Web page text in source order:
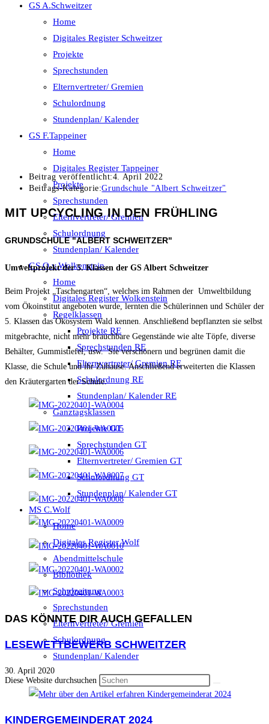
GS A.Schweitzer
Home
Digitales Register Schweitzer
Projekte
Sprechstunden
Elternvertreter/ Gremien
Schulordnung
Stundenplan/ Kalender
GS F.Tappeiner
Home
Digitales Register Tappeiner
Projekte
Sprechstunden
Elternvertreter/ Gremien
Schulordnung
Stundenplan/ Kalender
GS O.v.Wolkenstein
Home
Digitales Register Wolkenstein
Regelklassen
Projekte RE
Sprechstunden RE
Elternvertreter/ Gremien RE
Schulordnung RE
Stundenplan/ Kalender RE
Ganztagsklassen
Projekte GT
Sprechstunden GT
Elternvertreter/ Gremien GT
Schulordnung GT
Stundenplan/ Kalender GT
MS C.Wolf
Home
Digitales Register Wolf
Abendmittelschule
Bibliothek
Schulzeitung
Sprechstunden
Elternvertreter/ Gremien
Schulordnung
Stundenplan/ Kalender
Diese Website durchsuchen
Beitrag veröffentlicht:4. April 2022
Beitrags-Kategorie:Grundschule "Albert Schweitzer"
MIT UPCYCLING IN DEN FRÜHLING
GRUNDSCHULE "ALBERT SCHWEITZER"
Umweltprojekt der 5. Klassen der GS Albert Schweitzer
Beim Projekt „Taschengarten“, welches im Rahmen der Umweltbildung
vom Ökoinstitut angeboten wurde, lernten die Schülerinnen und Schüler der
5. Klassen das Ökosystem Wald kennen. Anschließend bepflanzten sie selbst
mitgebrachte, nicht mehr brauchbare Gegenstände wie alte Töpfe, diverse
Behälter, Gummistiefel, usw. Sie verschönern und begrünen damit die
Klasse, die Schule und ihr Zuhause. Anschließend erweiterten die Klassen
den Kräutergarten der Schule.
DAS KÖNNTE DIR AUCH GEFALLEN
LESEWETTBEWERB SCHWEITZER
30. April 2020
KINDERGEMEINDERAT 2024